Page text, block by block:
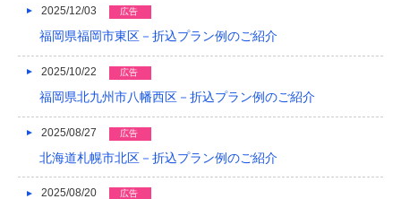
2018/10
2018/09
2018/08
2018/05
2025/12/03 広告
福岡県福岡市東区－折込プラン例のご紹介
2025/10/22 広告
福岡県北九州市八幡西区－折込プラン例のご紹介
2025/08/27 広告
北海道札幌市北区－折込プラン例のご紹介
2025/08/20 広告